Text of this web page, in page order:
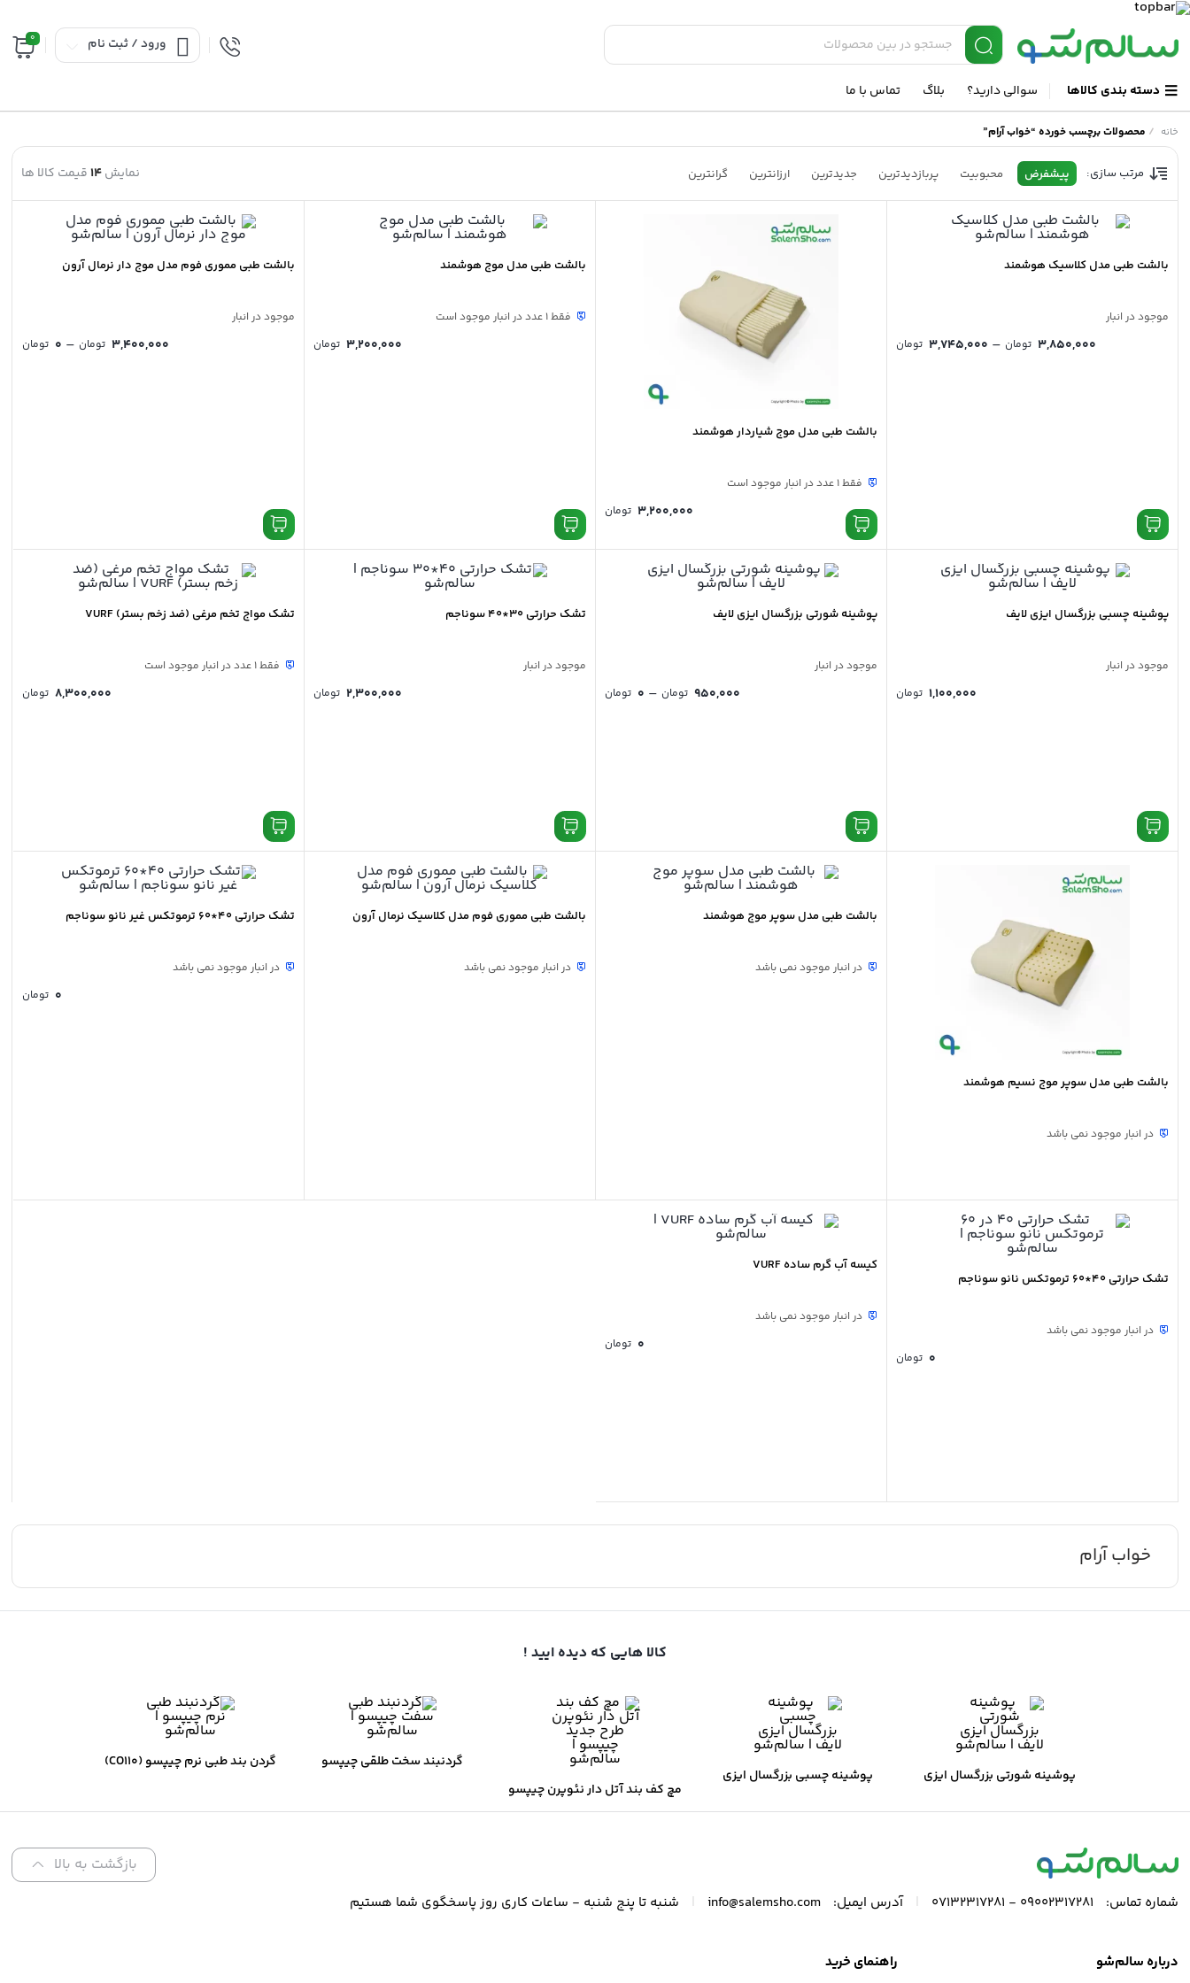
ورود / ثبت نام 0
دسته بندی کالاها سوالی دارید؟ بلاگ تماس با ما
خانه / محصولات برچسب خورده “خواب آرام”
مرتب سازی: پیشفرض محبوبیت پربازدیدترین جدیدترین ارزانترین گرانترین نمایش14 قیمت کالا ها
بالشت طبی مدل کلاسیک هوشمند
موجود در انبار
3,850,000 تومان –
3,745,000 تومان
بالشت طبی مدل موج شیاردار هوشمند
فقط 1 عدد در انبار موجود است
3,200,000 تومان
بالشت طبی مدل موج هوشمند
فقط 1 عدد در انبار موجود است
3,200,000 تومان
بالشت طبی مموری فوم مدل موج دار نرمال آرون
موجود در انبار
3,400,000 تومان –
0 تومان
پوشینه چسبی بزرگسال ایزی لایف
موجود در انبار
1,100,000 تومان
پوشینه شورتی بزرگسال ایزی لایف
موجود در انبار
950,000 تومان –
0 تومان
تشک حرارتی 30*40 سوناجم
موجود در انبار
2,300,000 تومان
تشک مواج تخم مرغی (ضد زخم بستر) VURF
فقط 1 عدد در انبار موجود است
8,300,000 تومان
بالشت طبی مدل سوپر موج نسیم هوشمند
در انبار موجود نمی باشد
بالشت طبی مدل سوپر موج هوشمند
در انبار موجود نمی باشد
بالشت طبی مموری فوم مدل کلاسیک نرمال آرون
در انبار موجود نمی باشد
تشک حرارتی 40*60 ترموتکس غیر نانو سوناجم
در انبار موجود نمی باشد
0 تومان
تشک حرارتی 40*60 ترموتکس نانو سوناجم
در انبار موجود نمی باشد
0 تومان
کیسه آب گرم ساده VURF
در انبار موجود نمی باشد
0 تومان
خواب آرام
کالا هایی که دیده ایید !
پوشینه شورتی بزرگسال ایزی
پوشینه چسبی بزرگسال ایزی
مچ کف بند آتل دار نئوپرن چیپسو
جدید (WA064)
گردنبند سخت طلقی چیپسو
گردن بند طبی نرم چیپسو (CO110)
بازگشت به بالا
شماره تماس: ۰۹۰۰۲۳۱۷۲۸۱ - ۰۷۱۳۲۳۱۷۲۸۱ آدرس ایمیل: info@salemsho.com شنبه تا پنج شنبه - ساعات کاری روز پاسخگوی شما هستیم
درباره سالم‌شو راهنمای خرید